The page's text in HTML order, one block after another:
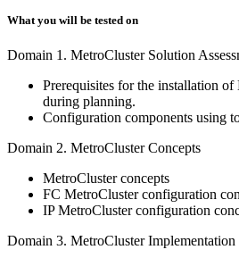
What you will be tested on
Domain 1. MetroCluster Solution
Prerequisites for the installation
during planning.
Configuration components using
Domain 2. MetroCluster Concepts
MetroCluster concepts
FC MetroCluster configuration
IP MetroCluster configuration
Domain 3. MetroCluster